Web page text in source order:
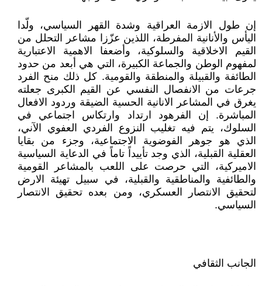
إن طول الازمة العراقية وشدة القهر السياسي، ولّدا
اليأس والأنانية المفرطة، اللذين عزّزا مشاعر التحلل من
القيم الاخلاقية والسلوكية، وأضعفا الاهمية الاعتبارية
لمفهوم الوطن والجماعة الكبيرة، التي هي أبعد من حدود
الطائفة والقبيلة والمنطقة والقومية. كل ذلك منح الفرد
جرعات من الانفصال النفسي عن القيم الكبرى جعلته
يغرق في المشاعر الانانية الحسية الضيقة وردود الافعال
المباشرة. إن الفرهود ارتداد وارتكاس اجتماعي في
السلوك، يتم فيه تغليب النزوع الفردي العفوي الآني،
الذي هو جوهر الفوضوية الاجتماعية، وجزء من بقايا
العقلية القبلية، الذي وجد تأييداً تاماً في الدعاية السياسية
الاميركية، التي حرصت على اللعب بالمشاعر القومية
والطائفية والمناطقية والقبلية، في سبيل تهيئة الارض
لتحقيق الانتصار العسكري، ومن بعده تحقيق الانتصار
السياسي.
الجانب الثقافي